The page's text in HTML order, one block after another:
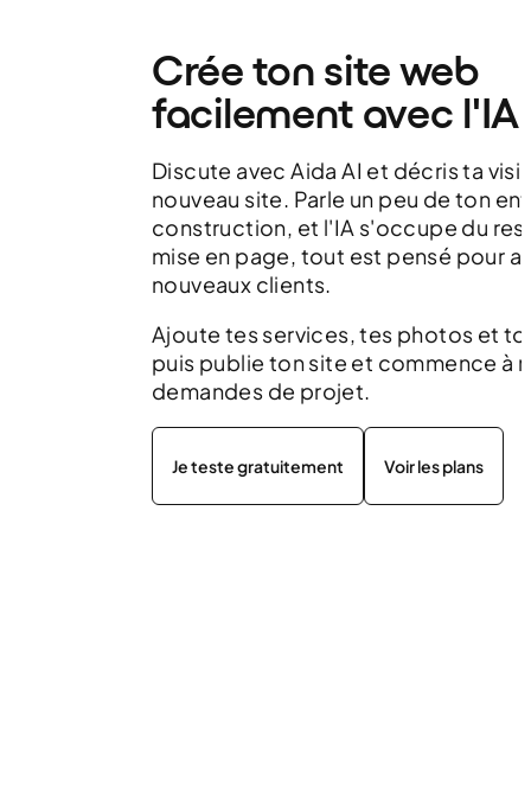
Crée ton site web
facilement avec l'IA
Discute avec Aida AI et décris ta
nouveau site. Parle un peu de ton
construction, et l'IA s'occupe du
mise en page, tout est pensé pour
nouveaux clients.
Ajoute tes services, tes photos et
puis publie ton site et commence à
demandes de projet.
Je teste gratuitement Voir les plans